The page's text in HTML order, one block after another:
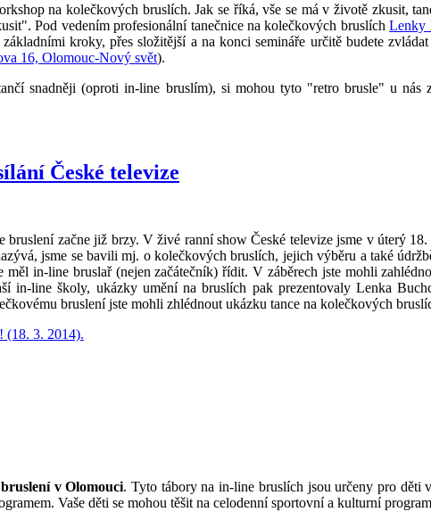
na kolečkových bruslích. Jak se říká, vše se má v životě zkusit,
Pod vedením profesionální tanečnice na kolečkových bruslíchLenky
kroky, přes složitější a na konci semináře určitě budete
16, Olomouc-Nový svět).
snadněji (oproti in-line bruslím), si mohou tyto "retro brusle" u nás
České televize
začne již brzy. V živé ranní show České televize jsme v úterý
jsme se bavili mj. o kolečkových bruslích, jejich výběru a také
in-line bruslař (nejen začátečník) řídit. V záběrech jste mohli
in-line školy, ukázky umění na bruslích pak prezentovaly Lenka
bruslení jste mohli zhlédnout ukázku tance na kolečkových
(18. 3. 2014).
v Olomouci. Tyto tábory na in-line bruslích jsou určeny pro děti
Vaše děti se mohou těšit na celodenní sportovní a kulturní